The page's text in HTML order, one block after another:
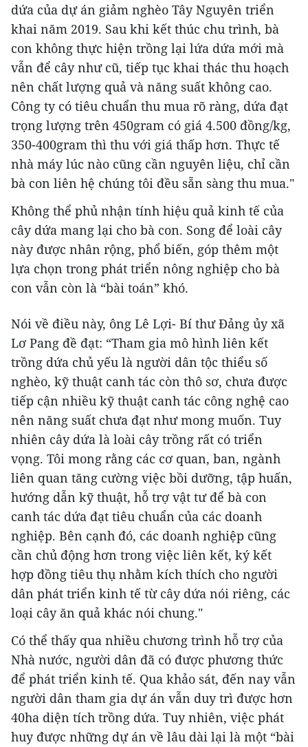
dứa của dự án giảm nghèo Tây Nguyên triển
khai năm 2019. Sau khi kết thúc chu trình, bà
con không thực hiện trồng lại lứa dứa mới mà
vẫn để cây như cũ, tiếp tục khai thác thu hoạch
nên chất lượng quả và năng suất không cao.
Công ty có tiêu chuẩn thu mua rõ ràng, dứa đạt
trọng lượng trên 450gram có giá 4.500 đồng/kg,
350-400gram thì thu với giá thấp hơn. Thực tế
nhà máy lúc nào cũng cần nguyên liệu, chỉ cần
bà con liên hệ chúng tôi đều sẵn sàng thu mua."
Không thể phủ nhận tính hiệu quả kinh tế của
cây dứa mang lại cho bà con. Song để loài cây
này được nhân rộng, phổ biến, góp thêm một
lựa chọn trong phát triển nông nghiệp cho bà
con vẫn còn là “bài toán” khó.
Nói về điều này, ông Lê Lợi- Bí thư Đảng ủy xã
Lơ Pang đề đạt: “Tham gia mô hình liên kết
trồng dứa chủ yếu là người dân tộc thiểu số
nghèo, kỹ thuật canh tác còn thô sơ, chưa được
tiếp cận nhiều kỹ thuật canh tác công nghệ cao
nên năng suất chưa đạt như mong muốn. Tuy
nhiên cây dứa là loài cây trồng rất có triển
vọng. Tôi mong rằng các cơ quan, ban, ngành
liên quan tăng cường việc bồi dưỡng, tập huấn,
hướng dẫn kỹ thuật, hỗ trợ vật tư để bà con
canh tác dứa đạt tiêu chuẩn của các doanh
nghiệp. Bên cạnh đó, các doanh nghiệp cũng
cần chủ động hơn trong việc liên kết, ký kết
hợp đồng tiêu thụ nhằm kích thích cho người
dân phát triển kinh tế từ cây dứa nói riêng, các
loại cây ăn quả khác nói chung."
Có thể thấy qua nhiều chương trình hỗ trợ của
Nhà nước, người dân đã có được phương thức
để phát triển kinh tế. Qua khảo sát, đến nay vẫn
người dân tham gia dự án vẫn duy trì được hơn
40ha diện tích trồng dứa. Tuy nhiên, việc phát
huy được những dự án về lâu dài lại là một “bài